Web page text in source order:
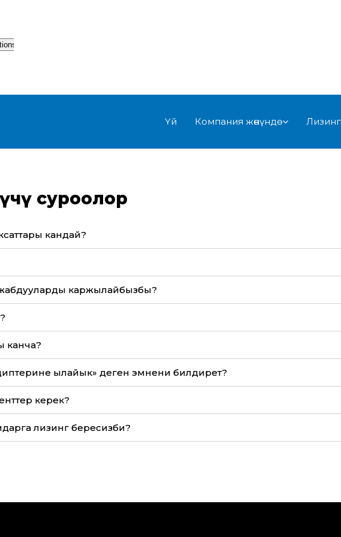
Үй Компания жөнүндө Лизинг
суроолор
кандай?
каржылайбызбы?
канча?
ылайык» деген эмнени билдирет?
керек?
лизинг бересизби?